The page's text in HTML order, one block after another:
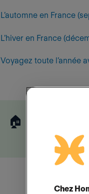
L’automne en France
L’hiver en France
Voyagez toute l’année
🏠
chaque
Chez